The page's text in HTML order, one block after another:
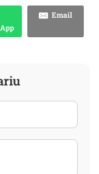
Email